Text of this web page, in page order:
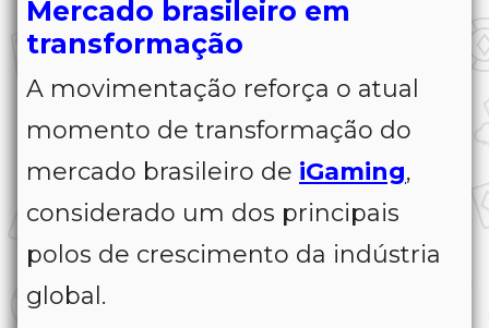
Mercado brasileiro em
transformação
A movimentação reforça o atual
momento de transformação do
mercado brasileiro de iGaming,
considerado um dos principais
polos de crescimento da indústria
global.